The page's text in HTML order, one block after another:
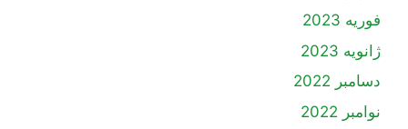
فوریه 2023
ژانویه 2023
دسامبر 2022
نوامبر 2022